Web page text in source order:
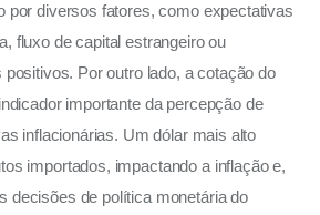
por diversos fatores, como expectativas
fluxo de capital estrangeiro ou
Por outro lado, a cotação do
importante da percepção de
inflacionárias. Um dólar mais alto
importados, impactando a inflação e,
decisões de política monetária do